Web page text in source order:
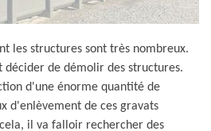
les structures sont très nombreux.
décider de démolir des structures.
d'une énorme quantité de
d'enlèvement de ces gravats
il va falloir rechercher des